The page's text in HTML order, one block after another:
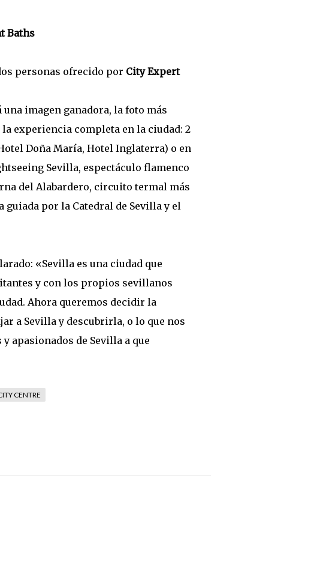
Baths
personas ofrecido por City Expert
imagen ganadora, la foto más
experiencia completa en la ciudad: 2
Doña María, Hotel Inglaterra) o en
Sevilla, espectáculo flamenco
del Alabardero, circuito termal más
guiada por la Catedral de Sevilla y el
«Sevilla es una ciudad que
y con los propios sevillanos
Ahora queremos decidir la
a Sevilla y descubrirla, o lo que nos
apasionados de Sevilla a que
CENTRE